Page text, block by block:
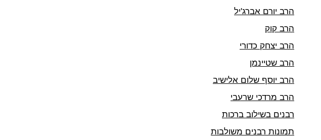
הרב יורם אברג'יל
הרב קוק
הרב יצחק כדורי
הרב שטיינמן
הרב יוסף שלום אלישיב
הרב מרדכי שרעבי
רבנים בשילוב ברכות
תמונות רבנים משולבות